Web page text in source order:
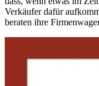
Verkäufer dafür
beraten ihre